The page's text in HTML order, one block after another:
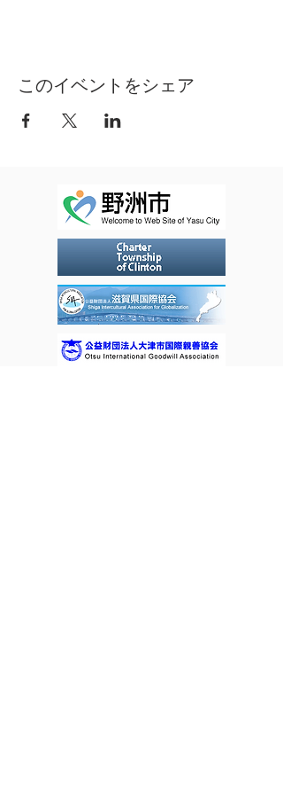
入会必要）
身）
参加1,000円/1回（別途YIFA年会費2,000
備 考 ： 更衣室はありません。動きやす
い服装でお越しください。
このイベントをシェア